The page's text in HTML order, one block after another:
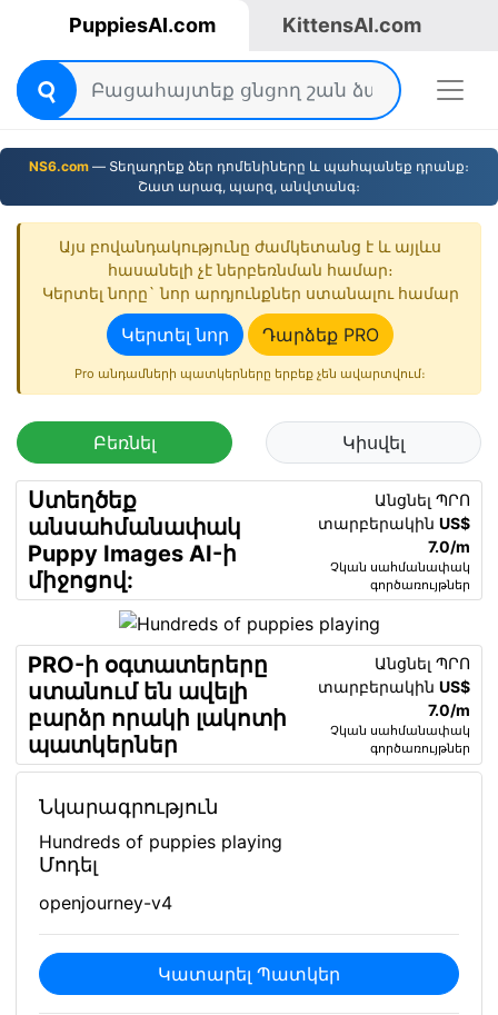
PuppiesAI.com KittensAI.com
NS6.com — Տեղադրեք ձեր դոմենիները և պահպանեք դրանք։
Շատ արագ, պարզ, անվտանգ։
Այս բովանդակությունը ժամկետանց է և այլևս
հասանելի չէ ներբեռնման համար։
Կերտել նորը` նոր արդյունքներ ստանալու համար
Կերտել նոր Դարձեք PRO
Pro անդամների պատկերները երբեք չեն ավարտվում։
Բեռնել Կիսվել
Ստեղծեք
անսահմանափակ
Puppy Images AI-ի
միջոցով:
Անցնել ՊՐՈ
տարբերակին US$
7.0/m
Չկան սահմանափակ
գործառույթներ
PRO-ի օգտատերերը
ստանում են ավելի
բարձր որակի լակոտի
պատկերներ
Անցնել ՊՐՈ
տարբերակին US$
7.0/m
Չկան սահմանափակ
գործառույթներ
Նկարագրություն
Hundreds of puppies playing
Մոդել
openjourney-v4
Կատարել Պատկեր